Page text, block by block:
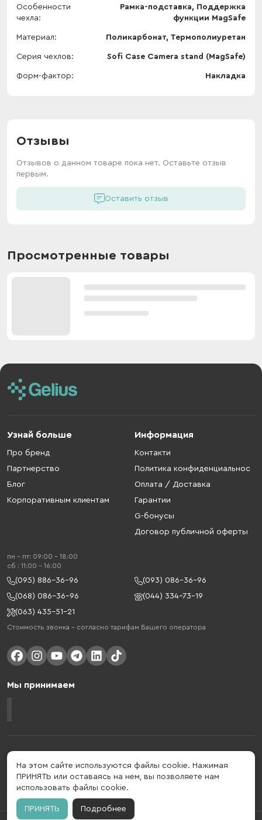
Особенности
чехла
Рамка-подставка, Поддержка
функции MagSafe
Материал Поликарбонат, Термополиуретан
Серия чехлов Sofi Case Camera stand (MagSafe)
Форм-фактор Накладка
Отзывы
Отзывов о данном товаре пока нет. Оставьте отзыв
первым.
Оставить отзыв
Просмотренные товары
Узнай больше
Про бренд
Партнерство
Блог
Корпоративным клиентам
Информация
Контакти
Политика конфиденциальнос
Оплата / Доставка
Гарантии
G-бонусы
Договор публичной оферты
пн - пт: 09:00 - 18:00
cб : 11:00 - 16:00
(095) 886-36-96
(093) 086-36-96
(068) 086-36-96
(044) 334-73-19
(063) 435-51-21
Стоимость звонка – согласно тарифам Вашего оператора
Мы принимаем
Gelius - украинский бренд, который активно развивается в сфере
умных гаджетов и мобильных аксессуаров. Бренд подтвержден в 2013
году. Gelius - это больше, чем просто бренд, этот стиль жизни,
который об'єднує в собі драйв, радость, скорость, новації и
практичність.
На этом сайте используются файлы cookie. Нажимая
ПРИНЯТЬ или оставаясь на нем, вы позволяете нам
использовать файлы cookie.
ПРИНЯТЬ Подробнее